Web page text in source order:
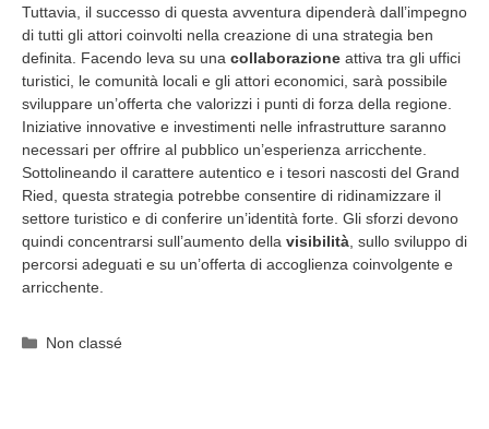
Tuttavia, il successo di questa avventura dipenderà dall’impegno
di tutti gli attori coinvolti nella creazione di una strategia ben
definita. Facendo leva su una collaborazione attiva tra gli uffici
turistici, le comunità locali e gli attori economici, sarà possibile
sviluppare un’offerta che valorizzi i punti di forza della regione.
Iniziative innovative e investimenti nelle infrastrutture saranno
necessari per offrire al pubblico un’esperienza arricchente.
Sottolineando il carattere autentico e i tesori nascosti del Grand
Ried, questa strategia potrebbe consentire di ridinamizzare il
settore turistico e di conferire un’identità forte. Gli sforzi devono
quindi concentrarsi sull’aumento della visibilità, sullo sviluppo di
percorsi adeguati e su un’offerta di accoglienza coinvolgente e
arricchente.
Categorie
Non classé